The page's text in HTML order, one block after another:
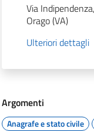
Via
Orago (VA)
Ulteriori dettagli
Argomenti
Anagrafe e stato civile